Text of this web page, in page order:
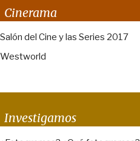
Cinerama
Salón del Cine y las Series 2017
Westworld
Investigamos